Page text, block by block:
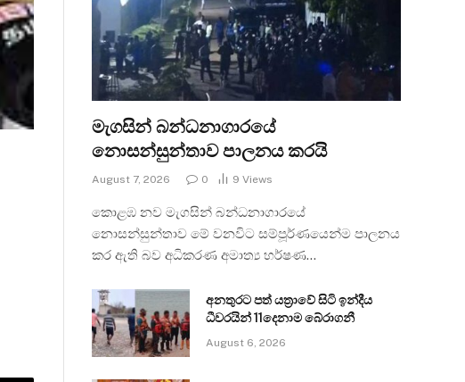
මැගසින් බන්ධනාගාරයේ
නොසන්සුන්තාව පාලනය කරයි
August 7, 2026 0 9 Views
කොළඹ නව මැගසින් බන්ධනාගාරයේ
නොසන්සුන්තාව මේ වනවිට සම්පූර්ණයෙන්ම පාලනය
කර ඇති බව අධිකරණ අමාත්‍ය හර්ෂණ…
අනතුරට පත් යත්‍රාවේ සිටි ඉන්දීය
ධීවරයින් 11දෙනාම බේරාගනී
August 6, 2026